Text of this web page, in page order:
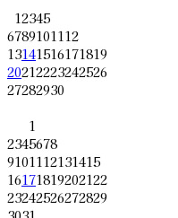
12345
6789101112
13141516171819
20212223242526
27282930
1
2345678
9101112131415
16171819202122
23242526272829